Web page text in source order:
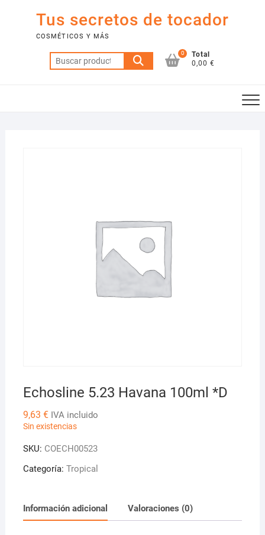
contenido
Tus secretos de tocador
COSMÉTICOS Y MÁS
Buscar
por:
0
Total
0,00 €
Echosline 5.23 Havana 100ml *D
9,63 € IVA incluido
Sin existencias
SKU: COECH00523
Categoría: Tropical
Información adicional Valoraciones (0)